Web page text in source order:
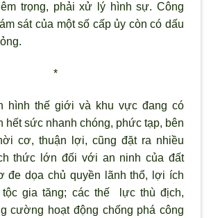
trọng, phải xử l ý hình sự. Công
sát của một số cấp ủy còn có dấu
*
hình thế giới và khu vực đang có
hết sức nhanh chóng, phức tạp, bên
cơ, thuận lợi, cũng đặt ra nhiều
thức lớn đối với an ninh của đất
đe dọa chủ quyền l ãnh thổ, lợi ích
tộc gia tăng; các thế lực thù địch,
cường hoạt động chống phá công